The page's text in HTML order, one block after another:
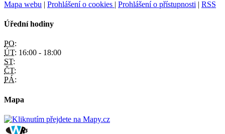
Mapa webu | Prohlášení o cookies | Prohlášení o přístupnosti | RSS
Úřední hodiny
PO:
ÚT: 16:00 - 18:00
ST:
ČT:
PÁ:
Mapa